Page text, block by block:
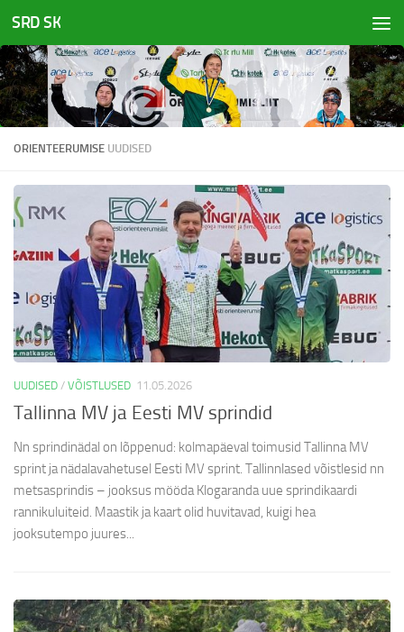
Skip to content
SRD SK
ORIENTEERUMISE UUDISED
UUDISED / VÕISTLUSED 11.05.2026
Tallinna MV ja Eesti MV sprindid
Nn sprindinädal on lõppenud: kolmapäeval toimusid Tallinna MV
sprint ja nädalavahetusel Eesti MV sprint. Tallinnlased võistlesid nn
metsasprindis – jooksus mööda Klogaranda uue sprindikaardi
rannikuluiteid. Maastik ja kaart olid huvitavad, kuigi hea
jooksutempo juures...